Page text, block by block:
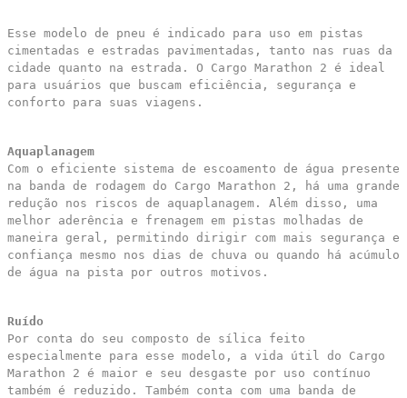
Esse modelo de pneu é indicado para uso em pistas
cimentadas e estradas pavimentadas, tanto nas ruas da
cidade quanto na estrada. O Cargo Marathon 2 é ideal
para usuários que buscam eficiência, segurança e
conforto para suas viagens.
Aquaplanagem
Com o eficiente sistema de escoamento de água presente
na banda de rodagem do Cargo Marathon 2, há uma grande
redução nos riscos de aquaplanagem. Além disso, uma
melhor aderência e frenagem em pistas molhadas de
maneira geral, permitindo dirigir com mais segurança e
confiança mesmo nos dias de chuva ou quando há acúmulo
de água na pista por outros motivos.
Ruído
Por conta do seu composto de sílica feito
especialmente para esse modelo, a vida útil do Cargo
Marathon 2 é maior e seu desgaste por uso contínuo
também é reduzido. Também conta com uma banda de